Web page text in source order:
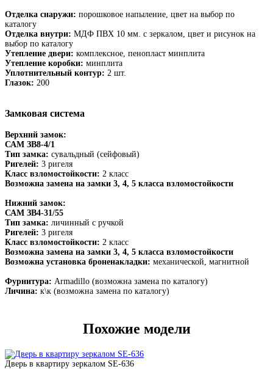
Отделка снаружи: порошковое напыление, цвет на выбор по
каталогу
Отделка внутри: МДФ ПВХ 10 мм. с зеркалом, цвет и рисунок на
выбор по каталогу
Утепление двери: комплексное, пенопласт минплита
Утепление коробки: минплита
Уплотнительный контур: 2 шт.
Глазок: 200
Замковая система
Верхний замок:
САМ ЗВ8-4/1
Тип замка: сувальдный (сейфовый)
Ригелей: 3 ригеля
Класс взломостойкости: 2 класс
Возможна замена на замки 3, 4, 5 класса взломостойкости
Нижний замок:
САМ ЗВ4-31/55
Тип замка: личинный с ручкой
Ригелей: 3 ригеля
Класс взломостойкости: 2 класс
Возможна замена на замки 3, 4, 5 класса взломостойкости
Возможна установка броненакладки: механической, магнитной
Фурнитура: Armadillo (возможна замена по каталогу)
Личина: к\к (возможна замена по каталогу)
Похожие модели
Дверь в квартиру зеркалом SE-636